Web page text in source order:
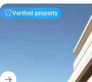
Verified property